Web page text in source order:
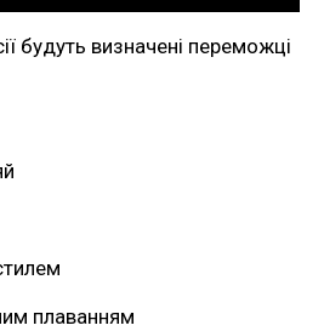
будуть визначені переможці
плаванням